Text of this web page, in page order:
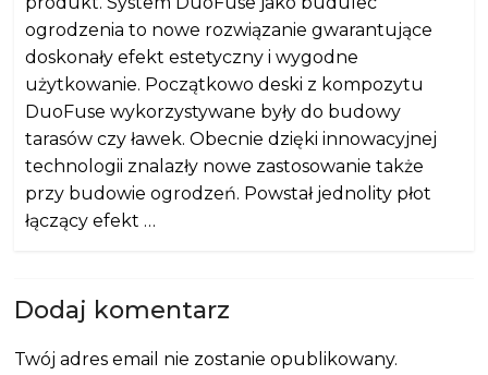
ogrodzenia to nowe rozwiązanie gwarantujące
doskonały efekt estetyczny i wygodne
użytkowanie. Początkowo deski z kompozytu
DuoFuse wykorzystywane były do budowy
tarasów czy ławek. Obecnie dzięki innowacyjnej
technologii znalazły nowe zastosowanie także
przy budowie ogrodzeń. Powstał jednolity płot
łączący efekt …
Dodaj komentarz
Twój adres email nie zostanie opublikowany.